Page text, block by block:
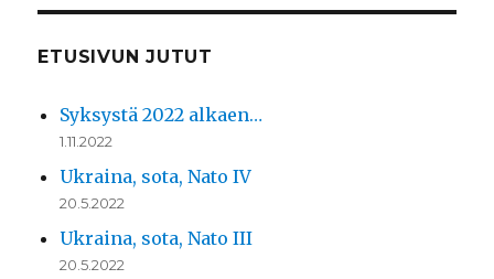
ETUSIVUN JUTUT
Syksystä 2022 alkaen…
1.11.2022
Ukraina, sota, Nato IV
20.5.2022
Ukraina, sota, Nato III
20.5.2022